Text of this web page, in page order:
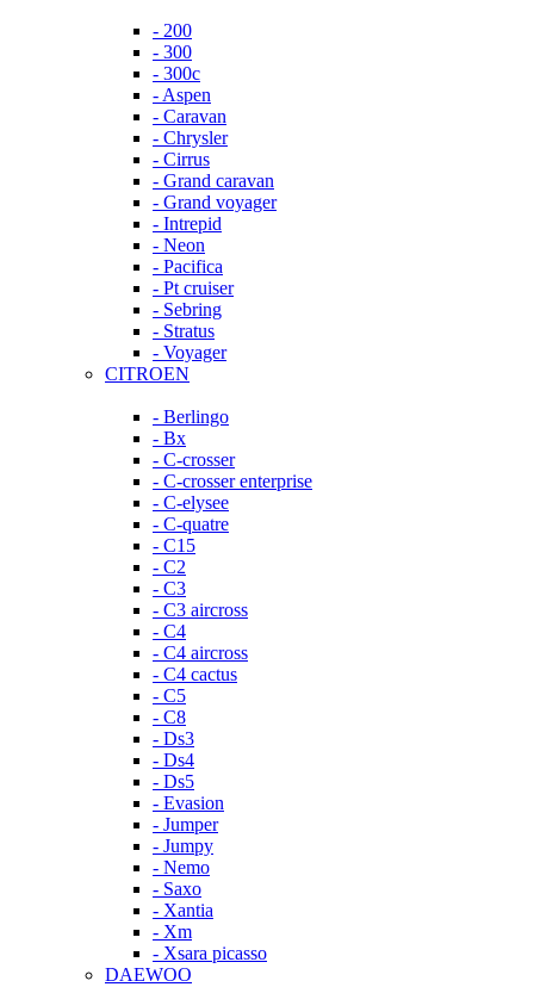
- 200
- 300
- 300c
- Aspen
- Caravan
- Chrysler
- Cirrus
- Grand caravan
- Grand voyager
- Intrepid
- Neon
- Pacifica
- Pt cruiser
- Sebring
- Stratus
- Voyager
CITROEN
- Berlingo
- Bx
- C-crosser
- C-crosser enterprise
- C-elysee
- C-quatre
- C15
- C2
- C3
- C3 aircross
- C4
- C4 aircross
- C4 cactus
- C5
- C8
- Ds3
- Ds4
- Ds5
- Evasion
- Jumper
- Jumpy
- Nemo
- Saxo
- Xantia
- Xm
- Xsara picasso
DAEWOO